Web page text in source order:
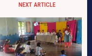
NEXT ARTICLE